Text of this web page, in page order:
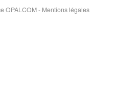
OPALCOM- Mentions légales